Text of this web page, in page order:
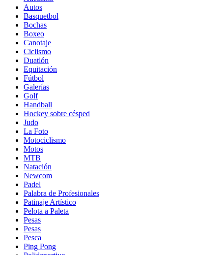
Autos
Basquetbol
Bochas
Boxeo
Canotaje
Ciclismo
Duatlón
Equitación
Fútbol
Galerías
Golf
Handball
Hockey sobre césped
Judo
La Foto
Motociclismo
Motos
MTB
Natación
Newcom
Padel
Palabra de Profesionales
Patinaje Artístico
Pelota a Paleta
Pesas
Pesas
Pesca
Ping Pong